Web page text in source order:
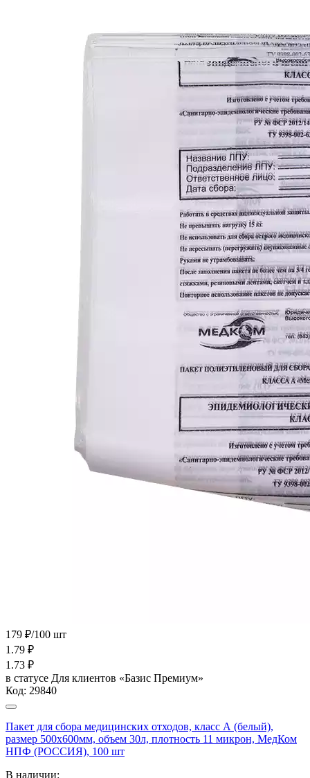
179 ₽/100 шт
1.79 ₽
1.73 ₽
в статусе Для клиентов «Базис Премиум»
Код: 29840
Пакет для сбора медицинских отходов, класс А (белый),
размер 500х600мм, объем 30л, плотность 11 микрон, МедКом
НПФ (РОССИЯ), 100 шт
В наличии: